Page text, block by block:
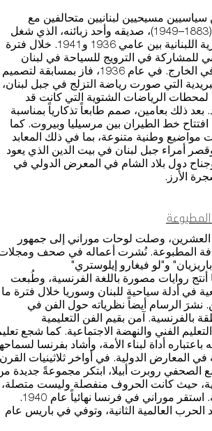
مسيحيين لبنانيين متحالفين مع
فرنسا، مثل إميل إده (1883–1949)، صديقه وأحد زبائنه، الذي شغل
منصب رئيس الجمهورية اللبنانية بين عامي 1936 و1941. خلال فترة
للمشاركة في الترويج للسياحة في لبنان
وتحديث صورة لبنان في الخارج. في عام 1936، فاز بمسابقة لتصميم
التي صورت رياضة التزلج في جبل لبنان،
الرياضات الشتوية التي كانت قد
بعد ذلك بعامين، صمم طابعاً تذكارياً بمناسبة
على افتتاح خط الطيران بين مرسيليا وبيروت. كما
مواضيع وطنية متنوعة، بما في ذلك المعابد
أمراء جبل لبنان في بيت الدين الذي يعود
دول بلاد الشام في المعرض الدولي في
وصلت لوحات موراني إلى جمهور
المطبوعة. نُشرت أعماله في صحف
و"لو فيغارو إيلوستري"
أنتج روايات مصورة باللغة الفرنسية، وطُبعت
في أدلة سياحية للبنان وسوريا خلال فترة ما
نشرَ الرسام أيضاً نظرياته حول الفن في
بالفرنسية. آمن بقيم الفن التعليمية
الفني والنهضة الاجتماعية. كما شجع
أداة لبناء الأمة، وأشاد بفرنسا
في المعارض الدولية. في أواخر ثلاثينيات القرن
الصحفي روبرت أبيلا، ابتكر مجموعةً جديدة
حيث كانت الحروف منفصلة وليست متصلة،
لتسهيل الطباعة الآلية. استقر موراني في فرنسا نهائياً عام 1940.
الحرب العالمية الثانية، وتوفي في باريس عام